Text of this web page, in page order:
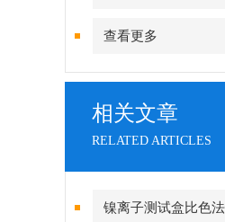
查看更多
相关文章
RELATED ARTICLES
镍离子测试盒比色